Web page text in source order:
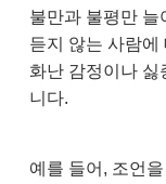
불만과 불평만 늘
듣지 않는 사람에
화난 감정이나 싫
니다.
예를 들어, 조언